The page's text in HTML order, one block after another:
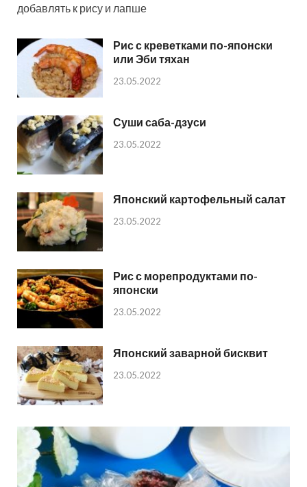
добавлять к рису и лапше
Рис с креветками по-японски
или Эби тяхан
23.05.2022
Суши саба-дзуси
23.05.2022
Японский картофельный салат
23.05.2022
Рис с морепродуктами по-
японски
23.05.2022
Японский заварной бисквит
23.05.2022